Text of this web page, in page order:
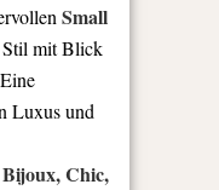
Small
mit Blick
Luxus und
Chic,